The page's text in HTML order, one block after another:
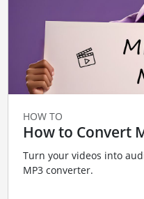
HOW TO
How to Convert
Turn your videos into
MP3 converter.